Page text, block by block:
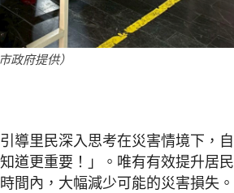
政府提供）
導里民深入思考在災害情境下，自
道更重要！」。唯有有效提升居民
間內，大幅減少可能的災害損失。